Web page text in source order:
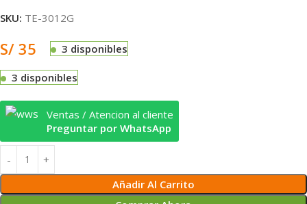
SKU: TE-3012G
S/ 35 3 disponibles
3 disponibles
Ventas / Atencion al cliente
Preguntar por WhatsApp
Añadir Al Carrito